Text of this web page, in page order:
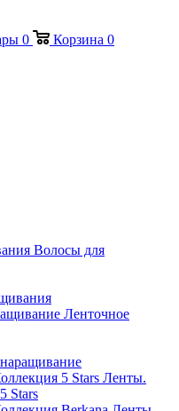
0 Корзина 0
Волосы для
Ленточное
Ленты.
Stars